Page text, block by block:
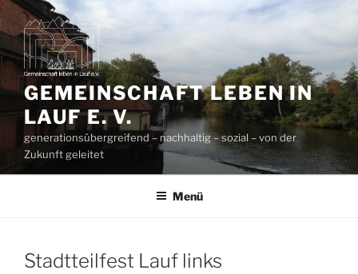
Zum
Inhalt
springen
GEMEINSCHAFT LEBEN IN
LAUF E. V.
generationsübergreifend – nachhaltig – sozial – von der
Zukunft geleitet
Menü
Stadtteilfest Lauf links